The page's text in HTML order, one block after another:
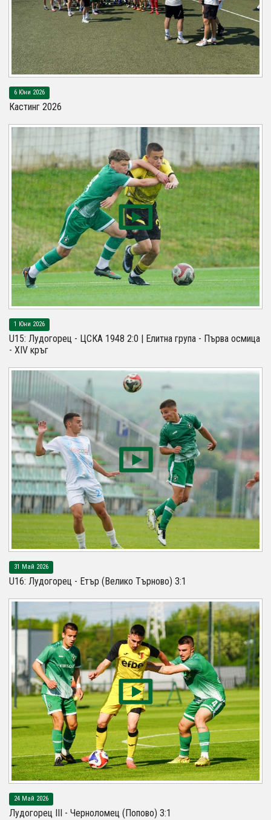
6 Юни 2026
Кастинг 2026
1 Юни 2026
U15: Лудогорец - ЦСКА 1948 2:0 | Елитна група - Първа осмица
- XIV кръг
31 Май 2026
U16: Лудогорец - Етър (Велико Търново) 3:1
24 Май 2026
Лудогорец III - Черноломец (Попово) 3:1